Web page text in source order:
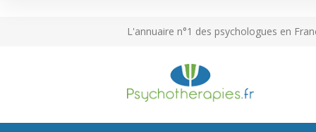
L'annuaire n°1 des psychologues en